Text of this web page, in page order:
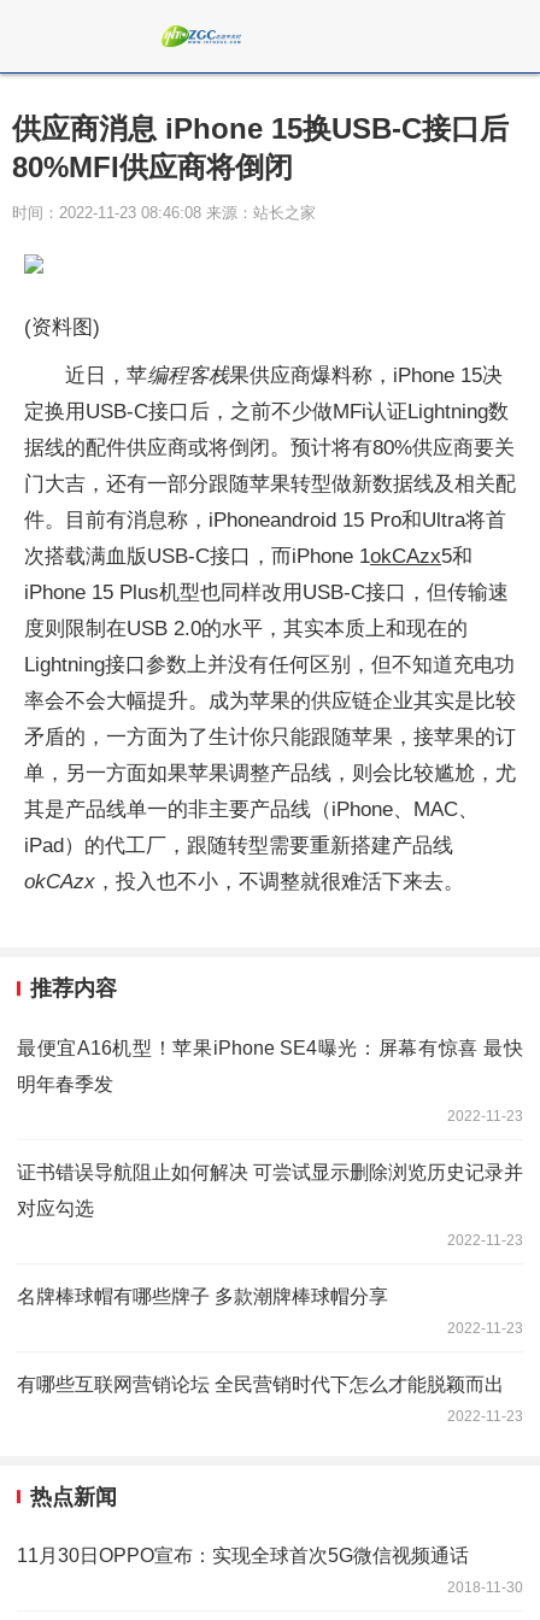
供应商消息 iPhone 15换USB-C接口后
80%MFI供应商将倒闭
时间：2022-11-23 08:46:08 来源：站长之家
(资料图)
近日，苹编程客栈果供应商爆料称，iPhone 15决
定换用USB-C接口后，之前不少做MFi认证Lightning数
据线的配件供应商或将倒闭。预计将有80%供应商要关
门大吉，还有一部分跟随苹果转型做新数据线及相关配
件。目前有消息称，iPhoneandroid 15 Pro和Ultra将首
次搭载满血版USB-C接口，而iPhone 1okCAzx5和
iPhone 15 Plus机型也同样改用USB-C接口，但传输速
度则限制在USB 2.0的水平，其实本质上和现在的
Lightning接口参数上并没有任何区别，但不知道充电功
率会不会大幅提升。成为苹果的供应链企业其实是比较
矛盾的，一方面为了生计你只能跟随苹果，接苹果的订
单，另一方面如果苹果调整产品线，则会比较尴尬，尤
其是产品线单一的非主要产品线（iPhone、MAC、
iPad）的代工厂，跟随转型需要重新搭建产品线
okCAzx ，投入也不小，不调整就很难活下来去。
推荐内容
最便宜A16机型！苹果iPhone SE4曝光：屏幕有惊喜 最快
明年春季发
2022-11-23
证书错误导航阻止如何解决 可尝试显示删除浏览历史记录并
对应勾选
2022-11-23
名牌棒球帽有哪些牌子 多款潮牌棒球帽分享
2022-11-23
有哪些互联网营销论坛 全民营销时代下怎么才能脱颖而出
2022-11-23
热点新闻
11月30日OPPO宣布：实现全球首次5G微信视频通话
2018-11-30